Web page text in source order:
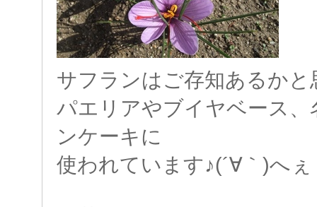
サフランはご存知あるかと
パエリアやブイヤベース
ンケーキに
使われています♪(´∀｀)へぇ